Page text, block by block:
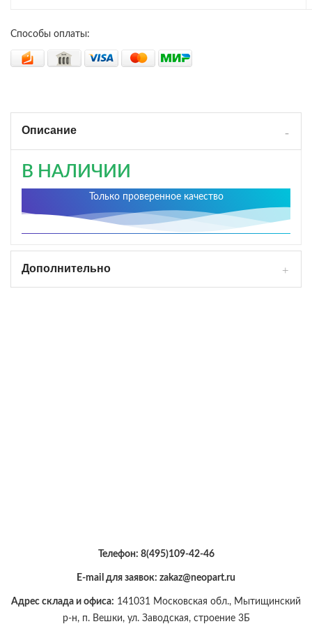
Способы оплаты:
Описание
В НАЛИЧИИ
Только проверенное качество
Дополнительно
Телефон: 8(495)109-42-46
E-mail для заявок: zakaz@neopart.ru
Адрес склада и офиса: 141031 Московская обл., Мытищинский
р-н, п. Вешки, ул. Заводская, строение 3Б